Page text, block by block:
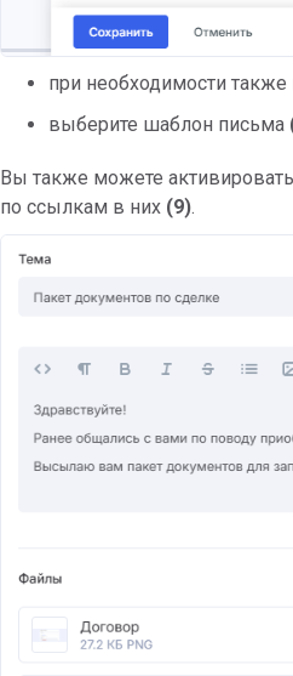
при необходимости
выберите шаблон письма
Вы также можете
по ссылкам в них (9).